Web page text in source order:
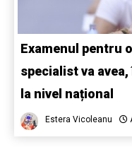
Examenul pentru
specialist va
la nivel național
Estera Vicoleanu